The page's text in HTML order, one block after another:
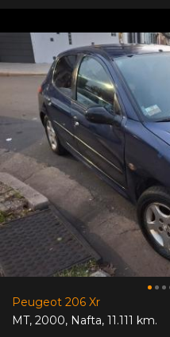
Peugeot 206 Xr
MT, 2000, Nafta, 11.111 km.